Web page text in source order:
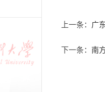
上一条： 广
下一条： 南